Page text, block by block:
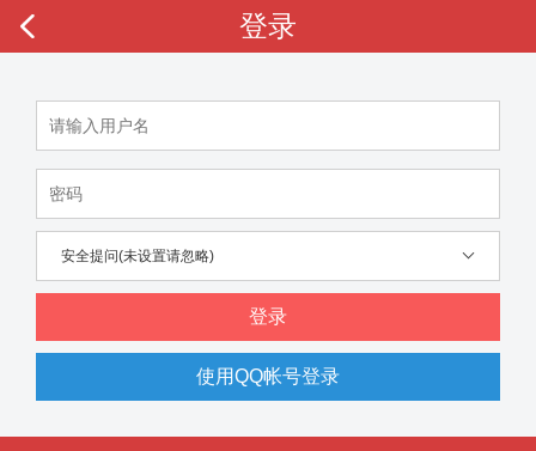
登录
安全提问(未设置请忽略)
登录
使用QQ帐号登录